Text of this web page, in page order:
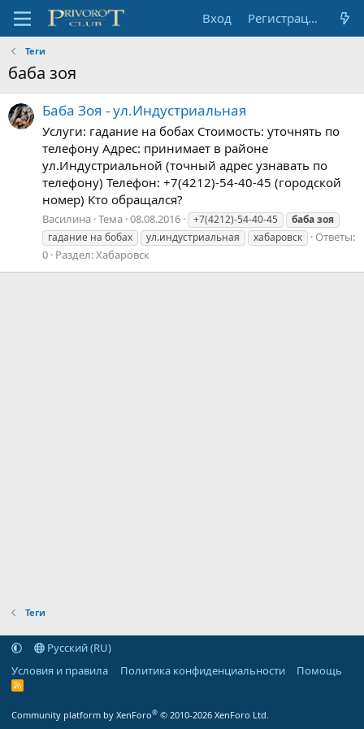
Вход Регистрация
Теги
баба зоя
Баба Зоя - ул.Индустриальная
Услуги: гадание на бобах Стоимость: уточнять по
телефону Адрес: принимает в районе
ул.Индустриальной (точный адрес узнавать по
телефону) Телефон: +7(4212)-54-40-45 (городской
номер) Кто обращался?
Василина Тема 08.08.2016 +7(4212)-54-40-45 бабазоя
гадание на бобах
ул.индустриальная хабаровск
Ответы:
0 Раздел:Хабаровск
Теги
Русский (RU)
Условия и правила
Политика конфиденциальности Помощь
R
Community platform by XenForo® © 2010-2026 XenForo Ltd.